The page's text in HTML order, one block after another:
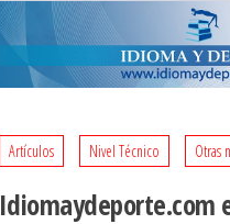
Artículos Nivel Técnico Otras
Idiomaydeporte.com